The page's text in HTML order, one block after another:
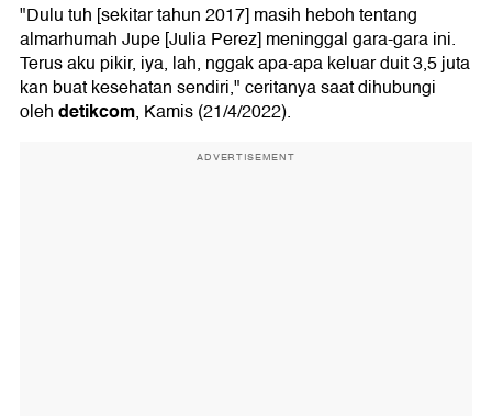
"Dulu tuh [sekitar tahun 2017] masih heboh tentang
almarhumah Jupe [Julia Perez] meninggal gara-gara ini.
Terus aku pikir, iya, lah, nggak apa-apa keluar duit 3,5 juta
kan buat kesehatan sendiri," ceritanya saat dihubungi
olehdetikcom, Kamis (21/4/2022).
ADVERTISEMENT